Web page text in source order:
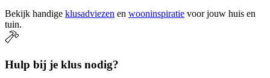
Bekijk handige klusadviezen en wooninspiratie voor jouw huis en
tuin.
Hulp bij je klus nodig?